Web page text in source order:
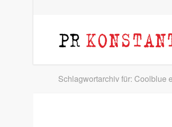
Schlagwortarchiv für: Coolblue